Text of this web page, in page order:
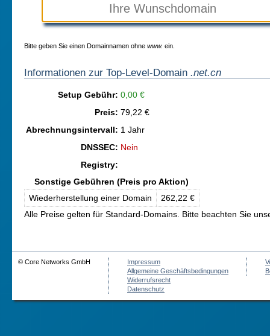
Bitte geben Sie einen Domainnamen ohne www. ein.
Informationen zur Top-Level-Domain .net.cn
Setup Gebühr: 0,00 €
Preis: 79,22 €
Abrechnungsintervall: 1 Jahr
DNSSEC: Nein
Registry:
Sonstige Gebühren (Preis pro Aktion)
Wiederherstellung einer Domain
262,22 €
Alle Preise gelten für Standard-Domains. Bitte beachten Sie
© Core Networks GmbH
Impressum
Allgemeine Geschäftsbedingungen
Widerrufsrecht
Datenschutz